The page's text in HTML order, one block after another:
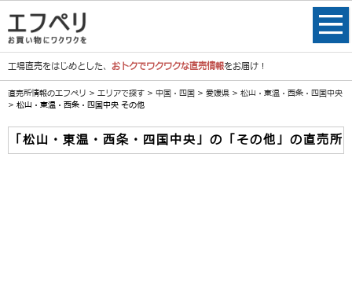
工場直売をはじめとした、 おトクでワクワクな直売情報をお届け！
直売所情報のエフペリ > エリアで探す > 中国・四国 > 愛媛県 > 松山・東温・西条・四国中央
> 松山・東温・西条・四国中央 その他
「松山・東温・西条・四国中央」の「その他」の直売所